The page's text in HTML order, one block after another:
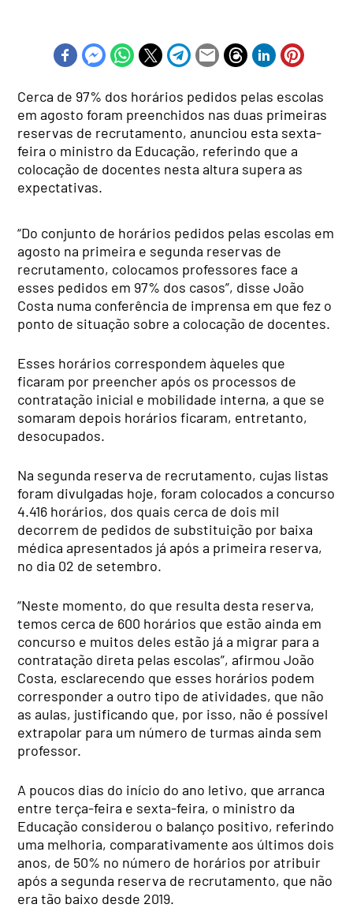
Cerca de 97% dos horários pedidos pelas escolas
em agosto foram preenchidos nas duas primeiras
reservas de recrutamento, anunciou esta sexta-
feira o ministro da Educação, referindo que a
colocação de docentes nesta altura supera as
expectativas.
“Do conjunto de horários pedidos pelas escolas em
agosto na primeira e segunda reservas de
recrutamento, colocamos professores face a
esses pedidos em 97% dos casos”, disse João
Costa numa conferência de imprensa em que fez o
ponto de situação sobre a colocação de docentes.
Esses horários correspondem àqueles que
ficaram por preencher após os processos de
contratação inicial e mobilidade interna, a que se
somaram depois horários ficaram, entretanto,
desocupados.
Na segunda reserva de recrutamento, cujas listas
foram divulgadas hoje, foram colocados a concurso
4.416 horários, dos quais cerca de dois mil
decorrem de pedidos de substituição por baixa
médica apresentados já após a primeira reserva,
no dia 02 de setembro.
“Neste momento, do que resulta desta reserva,
temos cerca de 600 horários que estão ainda em
concurso e muitos deles estão já a migrar para a
contratação direta pelas escolas”, afirmou João
Costa, esclarecendo que esses horários podem
corresponder a outro tipo de atividades, que não
as aulas, justificando que, por isso, não é possível
extrapolar para um número de turmas ainda sem
professor.
A poucos dias do início do ano letivo, que arranca
entre terça-feira e sexta-feira, o ministro da
Educação considerou o balanço positivo, referindo
uma melhoria, comparativamente aos últimos dois
anos, de 50% no número de horários por atribuir
após a segunda reserva de recrutamento, que não
era tão baixo desde 2019.